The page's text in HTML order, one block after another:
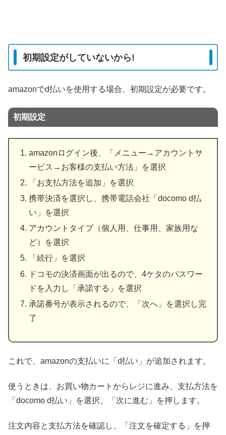
初期設定がしていないから!
amazonでd払いを使用する場合、初期設定が必要です。
初期設定
amazonログイン後、「メニュー→アカウントサ
ービス→お客様の支払い方法」を選択
「お支払方法を追加」を選択
携帯決済を選択し、携帯電話会社「docomo d払
い」を選択
アカウントタイプ（個人用、仕事用、家族用な
ど）を選択
「続行」を選択
ドコモの決済画面が出るので、4ケタのパスワー
ドを入力し「承諾する」を選択
承諾番号が表示されるので、「次へ」を選択し完
了
これで、amazonの支払いに「d払い」が追加されます。
使うときは、お買い物カートからレジに進み、支払方法を
「docomo d払い」を選択、「次に進む」を押します。
注文内容と支払方法を確認し、「注文を確定する」を押